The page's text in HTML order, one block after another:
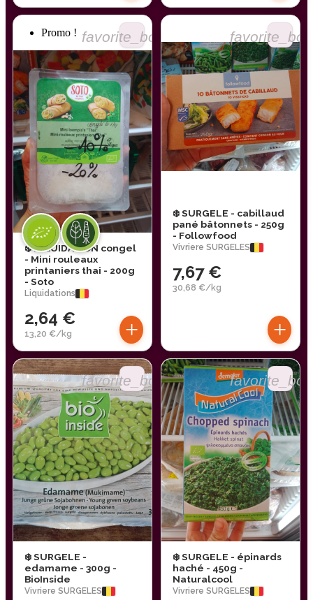
favorite_border
Promo !
❄️ LIQUIDATION congel
- Mini rouleaux
printaniers thai - 200g
- Soto
Liquidations
2,64 €
13,20 €/kg +
❄️ SURGELE - cabillaud
pané bâtonnets - 250g
- Followfood
Vivriere SURGELES
7,67 €
30,68 €/kg
+
favorite_border
❄️ SURGELE -
edamame - 300g -
BioInside
Vivriere SURGELES
❄️ SURGELE - épinards
haché - 450g -
Naturalcool
Vivriere SURGELES